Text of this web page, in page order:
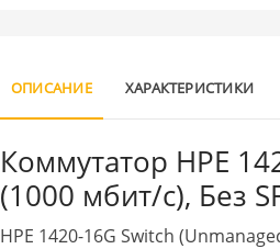
ОПИСАНИЕ ХАРАКТЕРИСТИКИ
Коммутатор HPE
(1000 мбит/с), Без
HPE 1420-16G Switch